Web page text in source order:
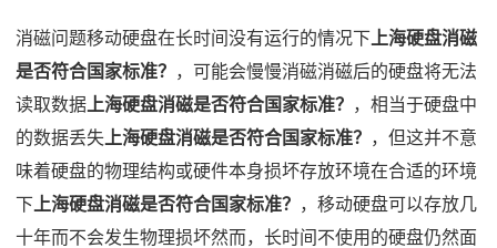
消磁问题移动硬盘在长时间没有运行的情况下 上海硬盘消磁
是否符合国家标准？ ，可能会慢慢消磁消磁后的硬盘将无法
读取数据 上海硬盘消磁是否符合国家标准？ ，相当于硬盘中
的数据丢失 上海硬盘消磁是否符合国家标准？ ，但这并不意
味着硬盘的物理结构或硬件本身损坏存放环境在合适的环境
下 上海硬盘消磁是否符合国家标准？ ，移动硬盘可以存放几
十年而不会发生物理损坏然而，长时间不使用的硬盘仍然面